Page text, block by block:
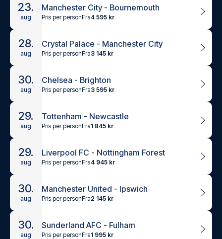
23.
aug
Manchester City - Bournemouth
Pris per personFra4 595 kr
28.
aug
Crystal Palace - Manchester City
Pris per personFra3 145 kr
30.
aug
Chelsea - Brighton
Pris per personFra3 595 kr
29.
aug
Tottenham - Newcastle
Pris per personFra1 845 kr
29.
aug
Liverpool FC - Nottingham Forest
Pris per personFra4 945 kr
30.
aug
Manchester United - Ipswich
Pris per personFra2 145 kr
30.
aug
Sunderland AFC - Fulham
Pris per personFra1 995 kr